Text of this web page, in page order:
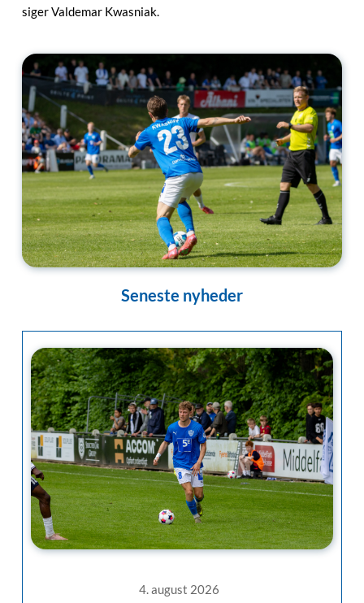
siger Valdemar Kwasniak.
Seneste nyheder
4. august 2026